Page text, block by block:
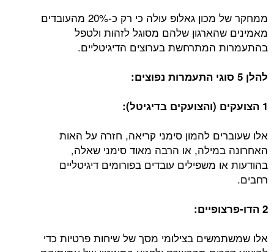
ממחקר של מכון גאלופ עולה כי רק כ-20% מהעובדים
מאמינים שהארגון שלהם מסוגל לזהות ולטפל
בהתעמרות המתרחשת בערוצים הדיגיטליים.
להלן 5 סוגי התעמרות נפוצים:
1 הצועקים (והצועקים בדיגיטל):
אלו שעוברים להמון סימני קריאה, חזרה על האות
האחרונה במילה, או הרבה מאוד סימני שאלה,
בהודעות או משפילים עובדים בפורומים דיגיטליים
רחבים.
2 הדו-פרצופיים:
אלו שמשתמשים בצילומי מסך של שיחות פרטיות כדי